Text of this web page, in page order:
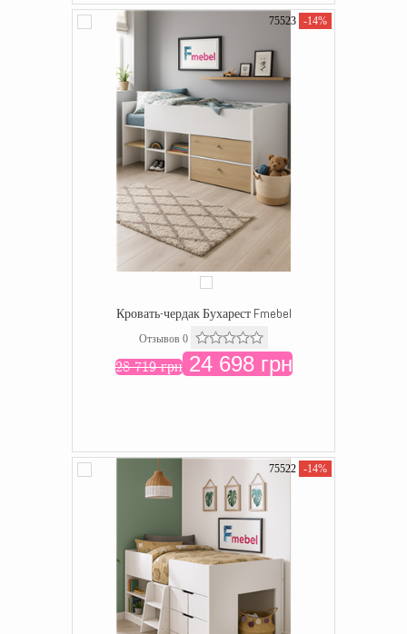
75523 -14%
Кровать-чердак Бухарест Fmebel
Отзывов 0
28 719 грн24 698 грн
75522 -14%